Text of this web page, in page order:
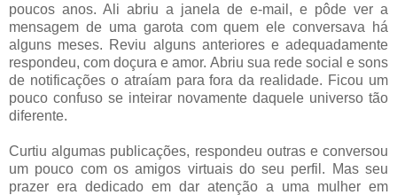
poucos anos. Ali abriu a janela de e-mail, e pôde ver a
mensagem de uma garota com quem ele conversava há
alguns meses. Reviu alguns anteriores e adequadamente
respondeu, com doçura e amor. Abriu sua rede social e sons
de notificações o atraíam para fora da realidade. Ficou um
pouco confuso se inteirar novamente daquele universo tão
diferente.
Curtiu algumas publicações, respondeu outras e conversou
um pouco com os amigos virtuais do seu perfil. Mas seu
prazer era dedicado em dar atenção a uma mulher em